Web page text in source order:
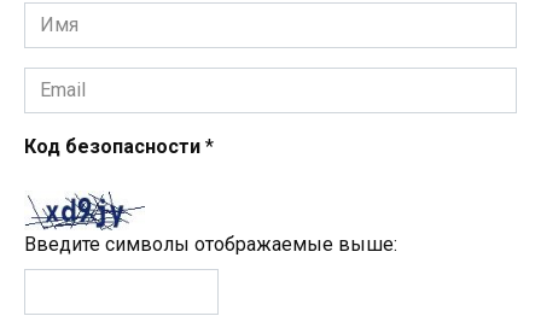
Имя
*
Email
*
Код безопасности *
Введите символы отображаемые выше: